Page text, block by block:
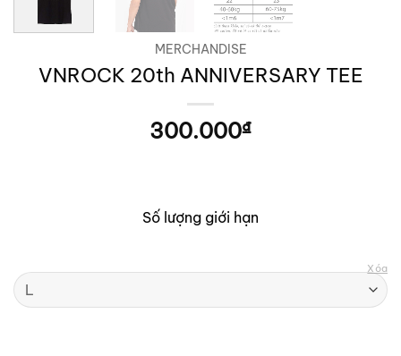
MERCHANDISE
VNROCK 20th ANNIVERSARY TEE
300.000₫
Số lượng giới hạn
Xóa